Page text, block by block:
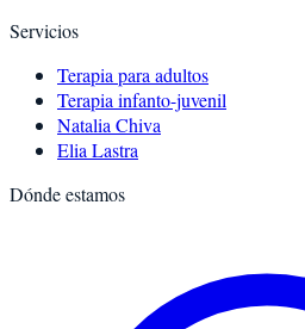
Servicios
Terapia para adultos
Terapia infanto-juvenil
Natalia Chiva
Elia Lastra
Dónde estamos